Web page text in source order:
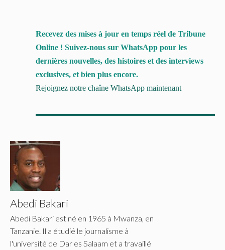
Recevez des mises à jour en temps réel de Tribune
Online ! Suivez-nous sur WhatsApp pour les
dernières nouvelles, des histoires et des interviews
exclusives, et bien plus encore.
Rejoignez notre chaîne WhatsApp maintenant
Abedi Bakari
Abedi Bakari est né en 1965 à Mwanza, en
Tanzanie. Il a étudié le journalisme à
l'université de Dar es Salaam et a travaillé